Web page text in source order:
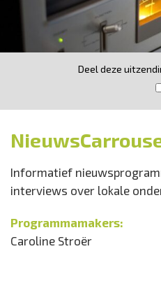
Deel deze
Informatief
interviews over lokale
Programmamakers:
Caroline Stroër